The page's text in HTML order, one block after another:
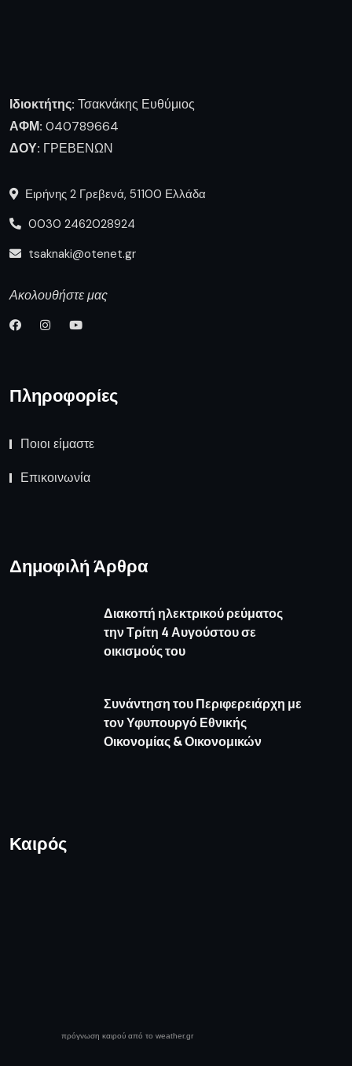
Ιδιοκτήτης: Τσακνάκης Ευθύμιος
ΑΦΜ: 040789664
ΔΟΥ: ΓΡΕΒΕΝΩΝ
Ειρήνης 2 Γρεβενά, 51100 Ελλάδα
0030 2462028924
tsaknaki@otenet.gr
Ακολουθήστε μας
Πληροφορίες
Ποιοι είμαστε
Επικοινωνία
Δημοφιλή Άρθρα
Διακοπή ηλεκτρικού ρεύματος
την Τρίτη 4 Αυγούστου σε
οικισμούς του
Συνάντηση του Περιφερειάρχη με
τον Υφυπουργό Εθνικής
Οικονομίας & Οικονομικών
Καιρός
πρόγνωση καιρού από το weather.gr